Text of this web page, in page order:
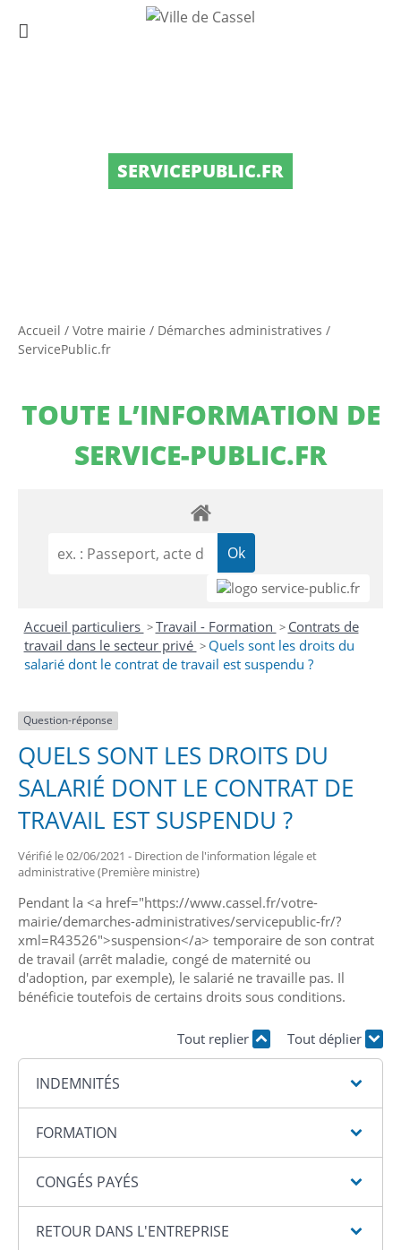
SERVICEPUBLIC.FR
Accueil / Votre mairie / Démarches administratives /
ServicePublic.fr
TOUTE L’INFORMATION DE
SERVICE-PUBLIC.FR
Accueil particuliers >Travail - Formation > Contrats de
travail dans le secteur privé > Quels sont les droits du
salarié dont le contrat de travail est suspendu ?
Question-réponse
QUELS SONT LES DROITS DU
SALARIÉ DONT LE CONTRAT DE
TRAVAIL EST SUSPENDU ?
Vérifié le 02/06/2021 - Direction de l'information légale et
administrative (Première ministre)
Pendant la <a href="https://www.cassel.fr/votre-
mairie/demarches-administratives/servicepublic-fr/?
xml=R43526">suspension</a> temporaire de son contrat
de travail (arrêt maladie, congé de maternité ou
d'adoption, par exemple), le salarié ne travaille pas. Il
bénéficie toutefois de certains droits sous conditions.
Tout replier Tout déplier
INDEMNITÉS
FORMATION
CONGÉS PAYÉS
RETOUR DANS L'ENTREPRISE